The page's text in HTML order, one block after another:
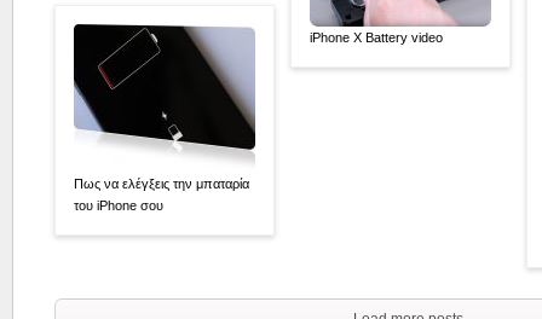
Πως να ελέγξεις την μπαταρία
του iPhone σου
iPhone X Battery video